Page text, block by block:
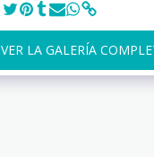
VER LA GALERÍA